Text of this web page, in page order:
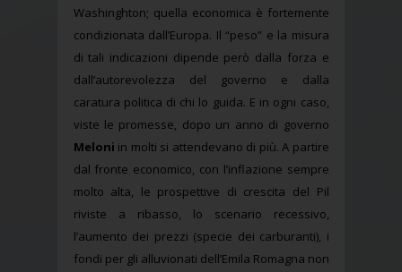
Washinghton; quella economica è fortemente
condizionata dall’Europa. Il “peso” e la misura
di tali indicazioni dipende però dalla forza e
dall’autorevolezza del governo e dalla
caratura politica di chi lo guida. E in ogni caso,
viste le promesse, dopo un anno di governo
Meloni in molti si attendevano di più. A partire
dal fronte economico, con l’inflazione sempre
molto alta, le prospettive di crescita del Pil
riviste a ribasso, lo scenario recessivo,
l’aumento dei prezzi (specie dei carburanti), i
fondi per gli alluvionati dell’Emila Romagna non